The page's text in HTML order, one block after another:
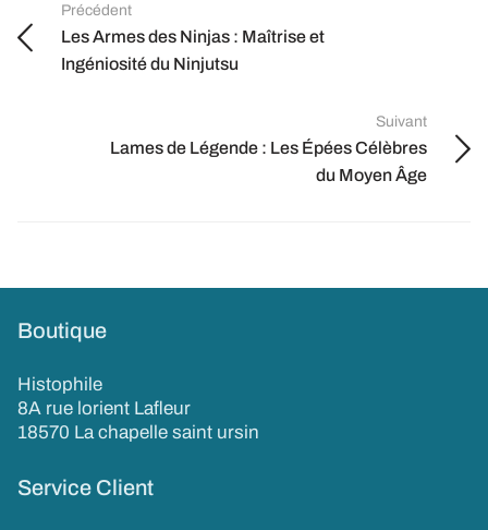
Précédent
Les Armes des Ninjas : Maîtrise et
Ingéniosité du Ninjutsu
Suivant
Lames de Légende : Les Épées Célèbres
du Moyen Âge
Boutique
Histophile
8A rue lorient Lafleur
18570 La chapelle saint ursin
Service Client